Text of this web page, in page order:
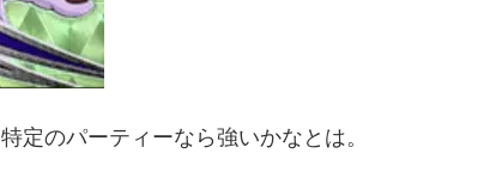
定のパーティーなら強いかなとは。